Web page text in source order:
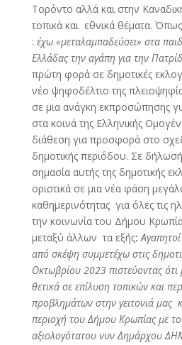
Τορόντο αλλά και στην
τοπικά και εθνικά θέματα.
: έχω «μεταλαμπαδεύσει» στα
Ελλάδας την αγάπη για την
πρώτη φορά σε δημοτικές
νέο ψηφοδέλτιο της
σε μια ανάγκη εκπροσώπησης
στα κοινά της Ελληνικής
διάθεση για προσφορά στο
δημοτικής περιόδου. Σε δήλωσή
σημασία αυτής της δημοτικής
οριστικά σε μια νέα φάση
καθημερινότητας για όλες τις
την κοινωνία του Δήμου
μεταξύ άλλων τα εξής:
από σκέψη συμμετέχω στις
Οκτωβρίου 2023 πιστεύοντας
θετικά σε επίλυση τοπικών και
προβλημάτων στην γειτονιά μας
περιοχή του Δήμου Κρωπίας με
αξιολογότατου νυν Δημάρχου